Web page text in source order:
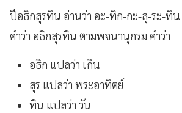
ปีอธิกสุรทิน อ่านว่า อะ-ทิก-กะ-สุ-ระ-ทิน
คำว่า อธิกสุรทิน ตามพจนานุกรม คำว่า
อธิก แปลว่า เกิน
สุร แปลว่า พระอาทิตย์
ทิน แปลว่า วัน